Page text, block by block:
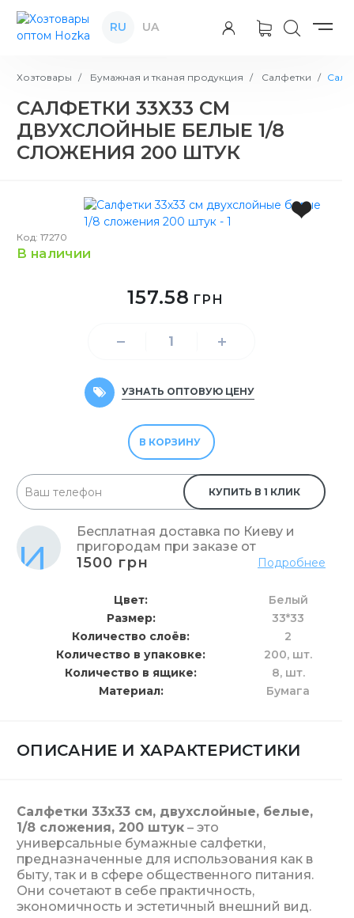
RU UA
Хозтовары Бумажная и тканая продукция Салфетки
САЛФЕТКИ 33Х33 СМ
ДВУХСЛОЙНЫЕ БЕЛЫЕ 1/8
СЛОЖЕНИЯ 200 ШТУК
Код: 17270
в наличии
157.58 ГРН
УЗНАТЬ ОПТОВУЮ ЦЕНУ
В КОРЗИНУ
КУПИТЬ В 1 КЛИК
Бесплатная доставка по Киеву и
пригородам при заказе от
1500 грн Подробнее
Цвет
Белый
Размер
33*33
Количество слоёв
2
Количество в упаковке
200, шт.
Количество в ящике
8, шт.
Материал
Бумага
ОПИСАНИЕ И ХАРАКТЕРИСТИКИ
Салфетки 33х33 см, двухслойные, белые,
1/8 сложения, 200 штук – это
универсальные бумажные салфетки,
предназначенные для использования как в
быту, так и в сфере общественного питания.
Они сочетают в себе практичность,
экономичность и эстетичный внешний вид.